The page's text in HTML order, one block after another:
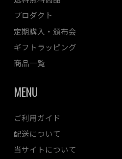
プロダクト
定期購入・頒布会
ギフトラッピング
商品一覧
MENU
ご利用ガイド
配送について
当サイトについて